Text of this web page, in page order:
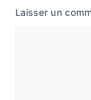
Laisser un